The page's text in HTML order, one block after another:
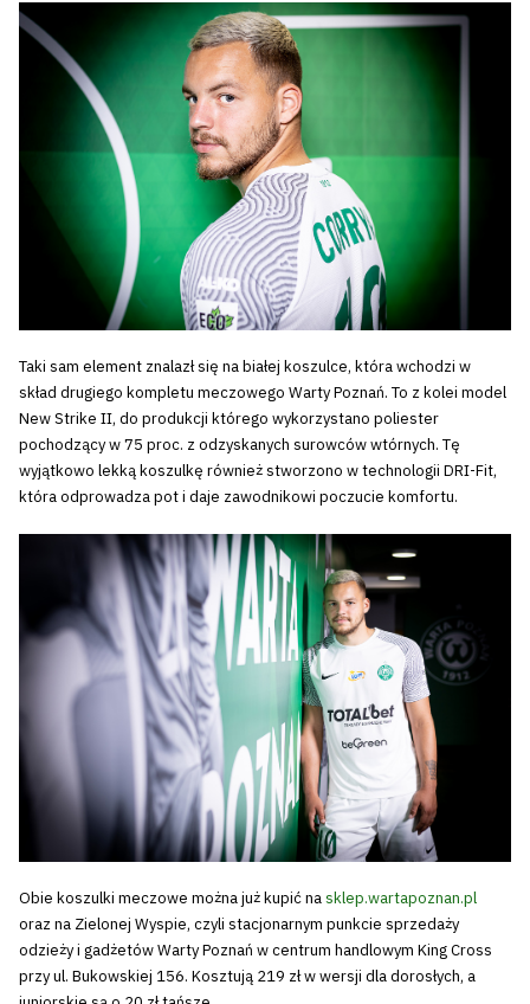
Taki sam element znalazł się na białej koszulce, która wchodzi w
skład drugiego kompletu meczowego Warty Poznań. To z kolei model
New Strike II, do produkcji którego wykorzystano poliester
pochodzący w 75 proc. z odzyskanych surowców wtórnych. Tę
wyjątkowo lekką koszulkę również stworzono w technologii DRI-Fit,
która odprowadza pot i daje zawodnikowi poczucie komfortu.
Obie koszulki meczowe można już kupić nasklep.wartapoznan.pl
oraz na Zielonej Wyspie, czyli stacjonarnym punkcie sprzedaży
odzieży i gadżetów Warty Poznań w centrum handlowym King Cross
przy ul. Bukowskiej 156. Kosztują 219 zł w wersji dla dorosłych, a